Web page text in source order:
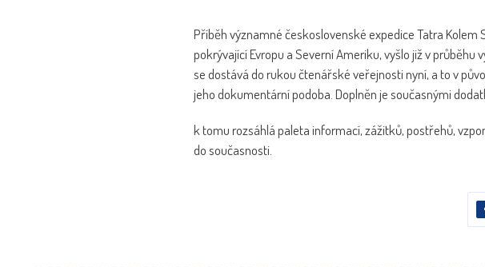
Příběh významné československé expedice Tatra Kolem
pokrývající Evropu a Severní Ameriku, vyšlo již v
se dostává do rukou čtenářské veřejnosti nyní, a to v
jeho dokumentární podoba. Doplněn je současnými
k tomu rozsáhlá paleta informací, zážitků, postřehů,
do současnosti.